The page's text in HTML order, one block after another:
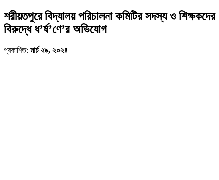
শরীয়তপুরে বিদ্যালয় পরিচালনা কমিটির সদস্য ও শিক্ষকদের
বিরুদ্ধে ধ’র্ষ’ণে’র অভিযোগ
প্রকাশিত: মার্চ ২৯, ২০২৪